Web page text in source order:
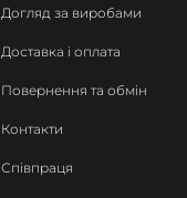
Догляд за виробами
Доставка і оплата
Повернення та обмін
Контакти
Співпраця